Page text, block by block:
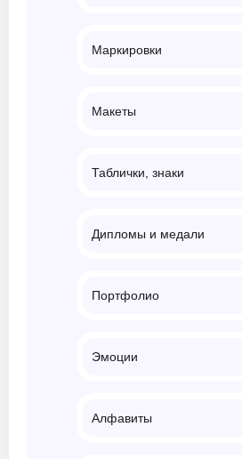
Маркировки
Макеты
Таблички, знаки
Дипломы и медали
Портфолио
Эмоции
Алфавиты